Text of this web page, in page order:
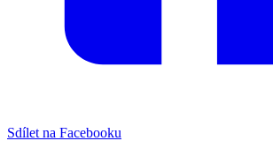
Sdílet na Facebooku